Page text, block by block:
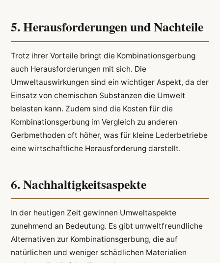
5. Herausforderungen und Nachteile
Trotz ihrer Vorteile bringt die Kombinationsgerbung
auch Herausforderungen mit sich. Die
Umweltauswirkungen sind ein wichtiger Aspekt, da der
Einsatz von chemischen Substanzen die Umwelt
belasten kann. Zudem sind die Kosten für die
Kombinationsgerbung im Vergleich zu anderen
Gerbmethoden oft höher, was für kleine Lederbetriebe
eine wirtschaftliche Herausforderung darstellt.
6. Nachhaltigkeitsaspekte
In der heutigen Zeit gewinnen Umweltaspekte
zunehmend an Bedeutung. Es gibt umweltfreundliche
Alternativen zur Kombinationsgerbung, die auf
natürlichen und weniger schädlichen Materialien